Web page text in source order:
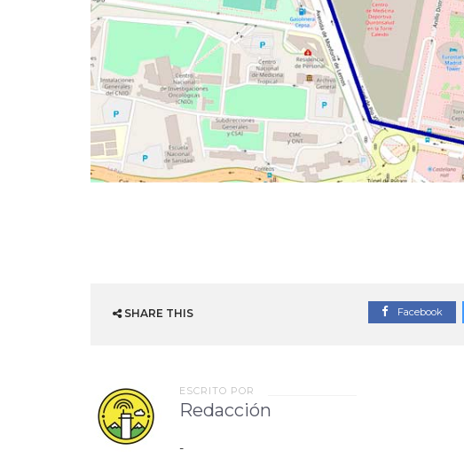
SHARE THIS Facebook
ESCRITO POR
Redacción
-